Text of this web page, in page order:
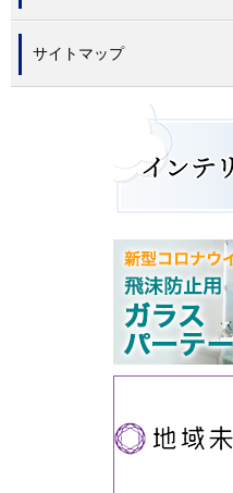
サイトマップ